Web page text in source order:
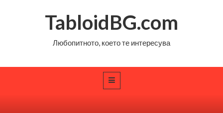
TabloidBG.com
Любопитното, което те интересува